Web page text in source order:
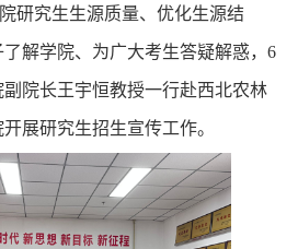
研究生生源质量、优化生源结
解学院、为广大考生答疑解惑， 6
院长王宇恒教授一行赴西北农林
展研究生招生宣传工作。